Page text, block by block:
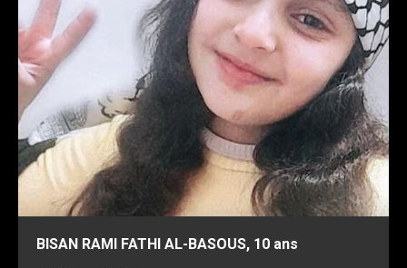
BISAN RAMI FATHI AL-BASOUS, 10 ans